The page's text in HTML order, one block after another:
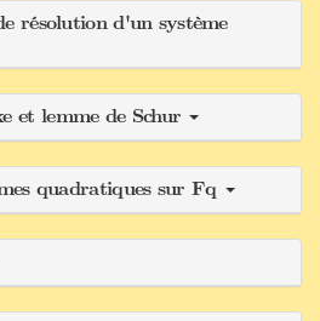
résolution d'un système
et lemme de Schur
quadratiques sur Fq